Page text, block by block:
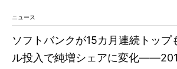
ニュース
ソフトバンクが15カ月連続トップ
ル投入で純増シェアに変化